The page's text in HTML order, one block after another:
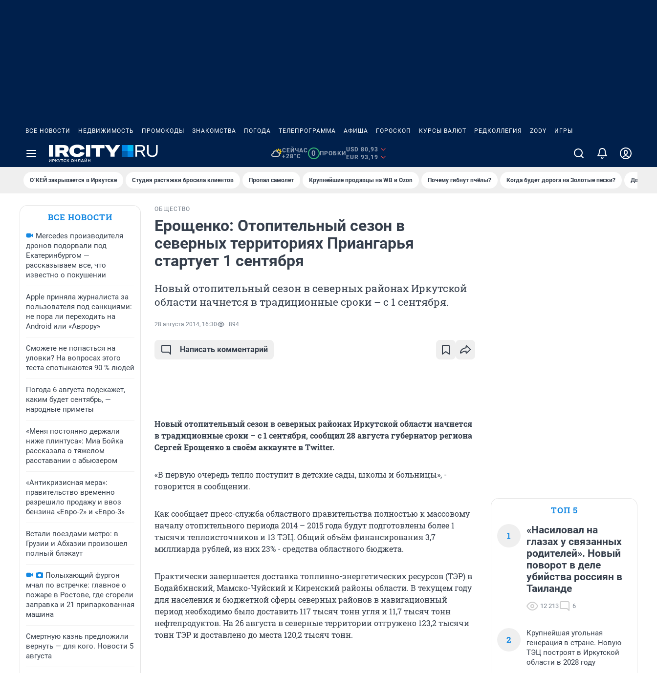
ВСЕ НОВОСТИ НЕДВИЖИМОСТЬ ПРОМОКОДЫ ЗНАКОМСТВА ПОГОДА ТЕЛЕПРОГРАММА АФИША ГОРОСКОП КУРСЫ ВАЛЮТ РЕДКОЛЛЕГИЯ ZODY ИГРЫ
СЕЙЧАС
+28°C
0 ПРОБКИ
USD 80,93
EUR 93,19
О`КЕЙ закрывается в Иркутске Студия растяжки бросила клиентов Пропал самолет Крупнейшие продавцы на WB и Ozon Почему гибнут пчёлы? Когда будет дорога на Золотые пески? Двое
ВСЕ НОВОСТИ
Mercedes производителя
дронов подорвали под
Екатеринбургом —
рассказываем все, что
известно о покушении
Apple приняла журналиста за
пользователя под санкциями:
не пора ли переходить на
Android или «Аврору»
Сможете не попасться на
уловки? На вопросах этого
теста спотыкаются 90 % людей
Погода 6 августа подскажет,
каким будет сентябрь, —
народные приметы
«Меня постоянно держали
ниже плинтуса»: Миа Бойка
рассказала о тяжелом
расставании с абьюзером
«Антикризисная мера»:
правительство временно
разрешило продажу и ввоз
бензина «Евро-2» и «Евро-3»
Встали поездами метро: в
Грузии и Абхазии произошел
полный блэкаут
Полыхающий фургон
мчал по встречке: главное о
пожаре в Ростове, где сгорели
заправка и 21 припаркованная
машина
Смертную казнь предложили
вернуть — для кого. Новости 5
августа
ОБЩЕСТВО
Ерощенко: Отопительный сезон в
северных территориях Приангарья
стартует 1 сентября
Новый отопительный сезон в северных районах Иркутской
области начнется в традиционные сроки – с 1 сентября.
28 августа 2014, 16:30 894
Написать комментарий
Новый отопительный сезон в северных районах Иркутской области начнется
в традиционные сроки – с 1 сентября, сообщил 28 августа губернатор региона
Сергей Ерощенко в своём аккаунте в Тwitter.
«В первую очередь тепло поступит в детские сады, школы и больницы», -
говорится в сообщении.
Как сообщает пресс-служба областного правительства полностью к массовому
началу отопительного периода 2014 – 2015 года будут подготовлены более 1
тысячи теплоисточников и 13 ТЭЦ. Общий объём финансирования 3,7
миллиарда рублей, из них 23% - средства областного бюджета.
Практически завершается доставка топливно-энергетических ресурсов (ТЭР) в
Бодайбинский, Мамско-Чуйский и Киренский районы области. В текущем году
для населения и бюджетной сферы северных районов в навигационный
период необходимо было доставить 117 тысяч тонн угля и 11,7 тысяч тонн
нефтепродуктов. На 26 августа в северные территории отгружено 123,2 тысячи
тонн ТЭР и доставлено до места 120,2 тысяч тонн.
ТОП 5
1
«Насиловал на
глазах у связанных
родителей». Новый
поворот в деле
убийства россиян в
Таиланде
12 213 6
2
Крупнейшая угольная
генерация в стране. Новую
ТЭЦ построят в Иркутской
области в 2028 году